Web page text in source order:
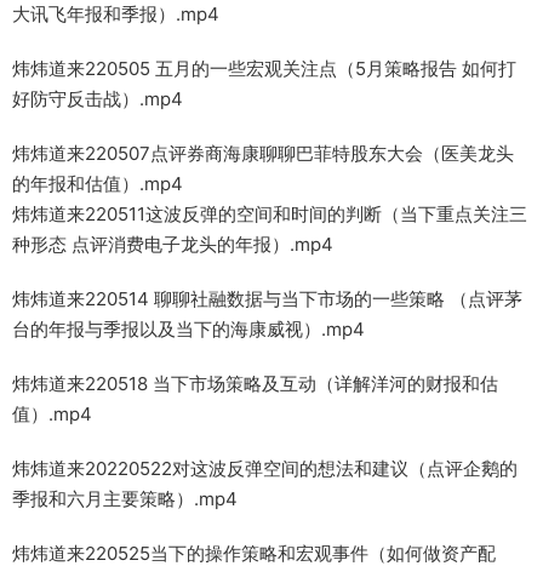
大讯飞年报和季报）.mp4
炜炜道来220505 五月的一些宏观关注点（5月策略报告 如何打
好防守反击战）.mp4
炜炜道来220507点评券商海康聊聊巴菲特股东大会（医美龙头
的年报和估值）.mp4
炜炜道来220511这波反弹的空间和时间的判断（当下重点关注三
种形态 点评消费电子龙头的年报）.mp4
炜炜道来220514 聊聊社融数据与当下市场的一些策略 （点评茅
台的年报与季报以及当下的海康威视）.mp4
炜炜道来220518 当下市场策略及互动（详解洋河的财报和估
值）.mp4
炜炜道来20220522对这波反弹空间的想法和建议（点评企鹅的
季报和六月主要策略）.mp4
炜炜道来220525当下的操作策略和宏观事件（如何做资产配